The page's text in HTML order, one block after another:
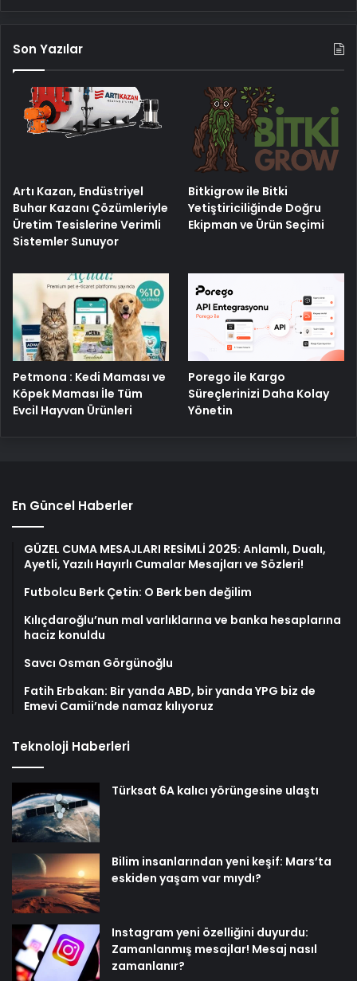
Son Yazılar
Artı Kazan, Endüstriyel
Buhar Kazanı Çözümleriyle
Üretim Tesislerine Verimli
Sistemler Sunuyor
Bitkigrow ile Bitki
Yetiştiriciliğinde Doğru
Ekipman ve Ürün Seçimi
Petmona : Kedi Maması ve
Köpek Maması İle Tüm
Evcil Hayvan Ürünleri
Porego ile Kargo
Süreçlerinizi Daha Kolay
Yönetin
En Güncel Haberler
GÜZEL CUMA MESAJLARI RESİMLİ 2025: Anlamlı, Dualı,
Ayetli, Yazılı Hayırlı Cumalar Mesajları ve Sözleri!
Futbolcu Berk Çetin: O Berk ben değilim
Kılıçdaroğlu’nun mal varlıklarına ve banka hesaplarına
haciz konuldu
Savcı Osman Görgünoğlu
Fatih Erbakan: Bir yanda ABD, bir yanda YPG biz de
Emevi Camii’nde namaz kılıyoruz
Teknoloji Haberleri
Türksat 6A kalıcı yörüngesine ulaştı
Bilim insanlarından yeni keşif: Mars’ta
eskiden yaşam var mıydı?
Instagram yeni özelliğini duyurdu:
Zamanlanmış mesajlar! Mesaj nasıl
zamanlanır?